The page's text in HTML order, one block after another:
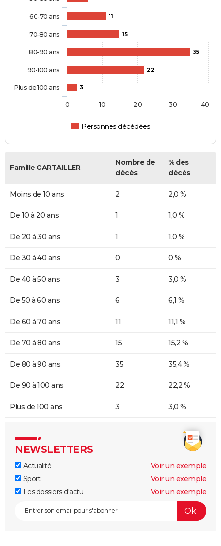
11
15
35
22
3
Personnes décédées
60-70 ans
70-80 ans
80-90 ans
90-100 ans
Plus de 100 ans
0 10 20 30 40
Famille CARTAILLER
Nombre de
décès
% des
décès
Moins de 10 ans 2 2,0 %
De 10 à 20 ans 1 1,0 %
De 20 à 30 ans 1 1,0 %
De 30 à 40 ans 0 0 %
De 40 à 50 ans 3 3,0 %
De 50 à 60 ans 6 6,1 %
De 60 à 70 ans 11 11,1 %
De 70 à 80 ans 15 15,2 %
De 80 à 90 ans 35 35,4 %
De 90 à 100 ans 22 22,2 %
Plus de 100 ans 3 3,0 %
NEWSLETTERS
Actualité
Voir un exemple
Sport
Voir un exemple
Les dossiers d'actu
Voir un exemple